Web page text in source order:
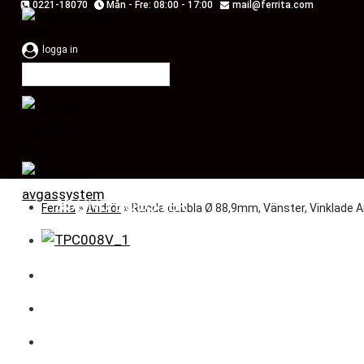
Skip
content
0221-18070 Mån - Fre: 08:00 - 17:00 mail@ferrita.com
logga in
SOUND BOOSTER
BILMÄRKEN
Ferrita » Ändrör » Runda dubbla Ø 88,9mm, Vänster, Vinklade